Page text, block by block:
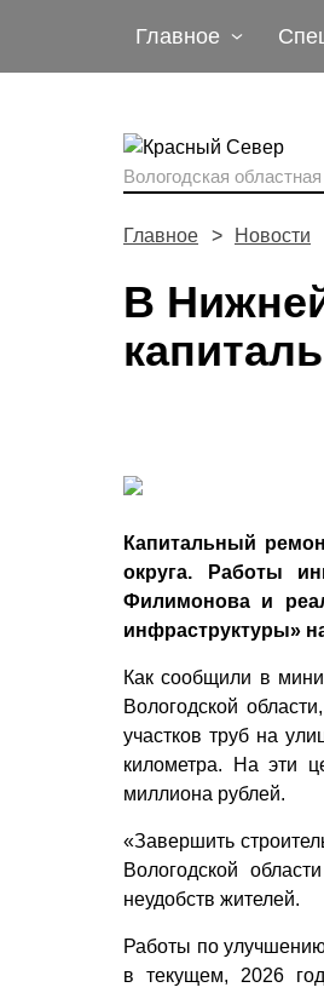
Главное
Вологодская областная
Главное Новости
В
Капитальный
округа. Работы
Филимонова и
инфраструктуры»
Как сообщили в
Вологодской
участков труб на
километра. На эти
миллиона рублей.
«Завершить
Вологодской
неудобств жителей.
Работы по улучшению
в текущем, 2026